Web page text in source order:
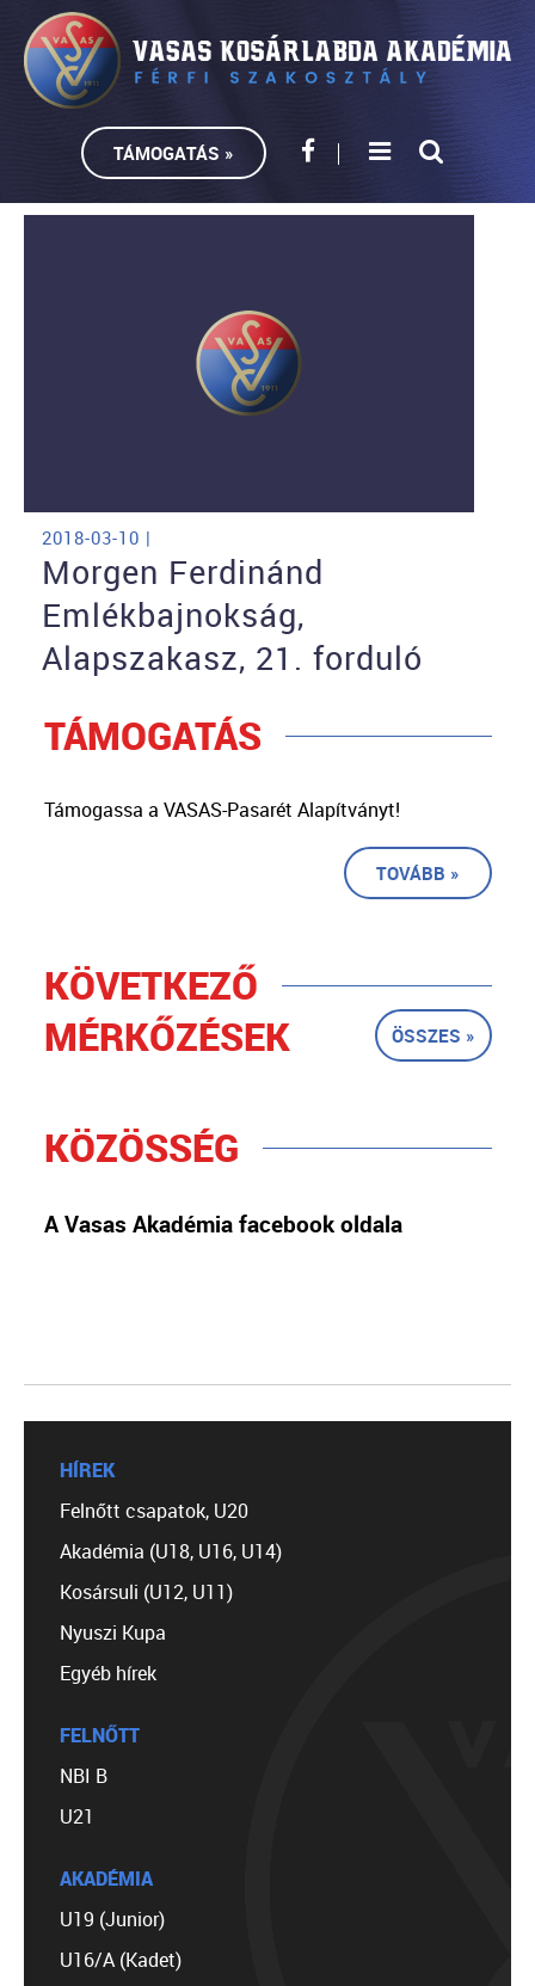
TÁMOGATÁS »
2018-03-10 |
Morgen Ferdinánd
Emlékbajnokság,
Alapszakasz, 21. forduló
TÁMOGATÁS
Támogassa a VASAS-Pasarét Alapítványt!
TOVÁBB »
KÖVETKEZŐ
MÉRKŐZÉSEK
ÖSSZES »
KÖZÖSSÉG
A Vasas Akadémia facebook oldala
HÍREK
Felnőtt csapatok, U20
Akadémia (U18, U16, U14)
Kosársuli (U12, U11)
Nyuszi Kupa
Egyéb hírek
FELNŐTT
NBI B
U21
AKADÉMIA
U19 (Junior)
U16/A (Kadet)